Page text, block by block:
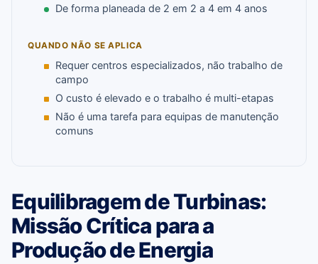
De forma planeada de 2 em 2 a 4 em 4 anos
QUANDO NÃO SE APLICA
Requer centros especializados, não trabalho de
campo
O custo é elevado e o trabalho é multi-etapas
Não é uma tarefa para equipas de manutenção
comuns
Equilibragem de Turbinas:
Missão Crítica para a
Produção de Energia